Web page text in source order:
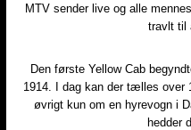
MTV sender live og alle
travlt til
Den første Yellow Cab
1914. I dag kan der tælles over
øvrigt kun om en hyrevogn i
hedder